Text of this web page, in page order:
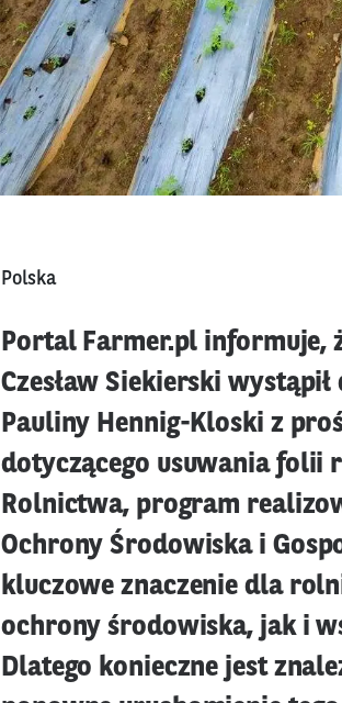
Polska
Portal Farmer.pl informuje,
Czesław Siekierski
Pauliny Hennig-Kloski z
dotyczącego usuwania folii
Rolnictwa, program
Ochrony Środowiska i
kluczowe znaczenie dla
ochrony środowiska, jak i
Dlatego konieczne jest